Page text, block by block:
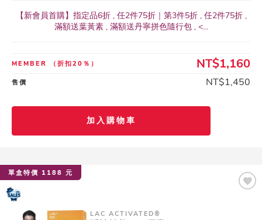
【新會員首購】指定品6折 , 任2件75折｜第3件5折 , 任2件75折 ,
滿額送葉黃素 , 滿額送丹寧拼色隨行包 , <...
MEMBER （折扣20％） NT$1,160
售價 NT$1,450
加入購物車
單盒特價 1188 元
LAC ACTIVATED®